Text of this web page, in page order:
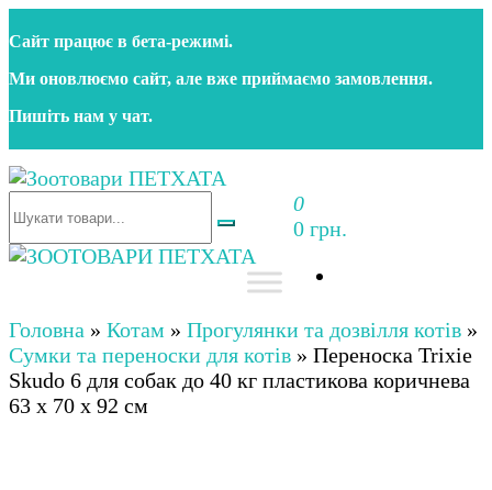
до
контенту
Сайт працює в бета‑режимі.
Ми оновлюємо сайт, але вже приймаємо замовлення.
Пишіть нам у чат.
Зоотовари ПЕТХАТА
Зоомагазин для собак та котів | Корм, іграшки,
аксесуари та догляд за тваринами. Доставка по
0
0 грн.
аксесуари та догляд за тваринами. Доставка по
Україні
Головна » Котам » Прогулянки та дозвілля котів »
Сумки та переноски для котів » Переноска Trixie
Skudo 6 для собак до 40 кг пластикова коричнева
63 x 70 x 92 см